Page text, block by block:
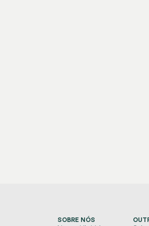
SOBRE NÓS